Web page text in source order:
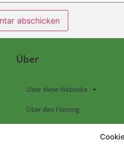
Über
Über diese Webseite
Über den Fläming